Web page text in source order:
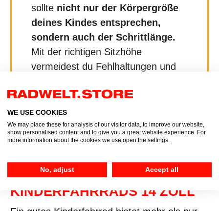
sollte nicht nur der Körpergröße
deines Kindes entsprechen,
sondern auch der Schrittlänge.
Mit der richtigen Sitzhöhe
vermeidest du Fehlhaltungen und
Anfang an sicher unterwegs ist.
WICHTIGE MERKMALE EINES
KINDERFAHRRADS 14 ZOLL
WE USE COOKIES
We may place these for analysis of our visitor data, to improve our website,
show personalised content and to give you a great website experience. For
more information about the cookies we use open the settings.
No, adjust Accept all